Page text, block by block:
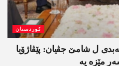
کوردستان
ل شامێ جڤیان: پێڤاژۆیا
مێزە یە